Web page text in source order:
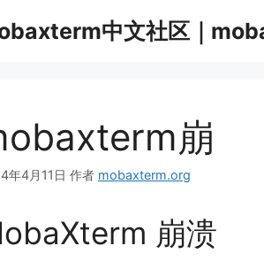
中文社区｜
崩
年4月11日 作者 mobaxterm.org
崩溃